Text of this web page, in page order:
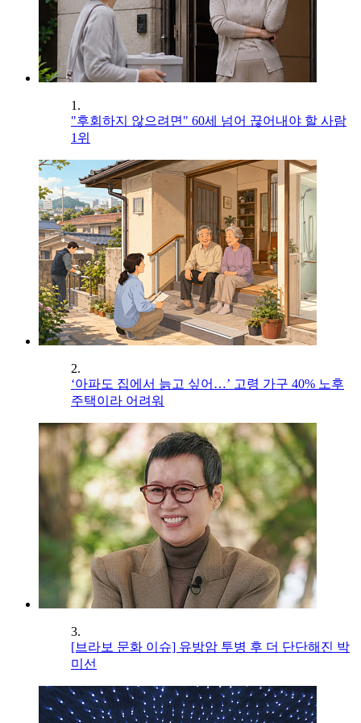
1.
"후회하지 않으려면" 60세 넘어 끊어내야 할 사람
1위
2.
‘아파도 집에서 늙고 싶어…’ 고령 가구 40% 노후
주택이라 어려워
3.
[브라보 문화 이슈] 유방암 투병 후 더 단단해진 박
미선